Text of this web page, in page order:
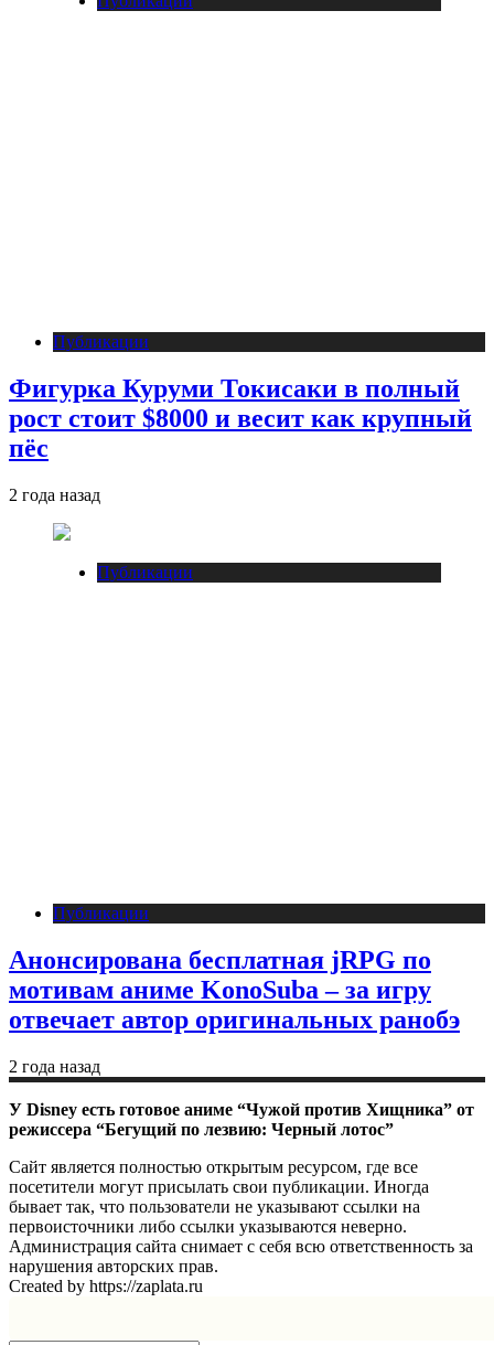
Публикации
Фигурка Куруми Токисаки в полный
рост стоит $8000 и весит как крупный
пёс
2 года назад
Публикации
Публикации
Анонсирована бесплатная jRPG по
мотивам аниме KonoSuba – за игру
отвечает автор оригинальных ранобэ
2 года назад
У Disney есть готовое аниме “Чужой против Хищника” от
режиссера “Бегущий по лезвию: Черный лотос”
Сайт является полностью открытым ресурсом, где все
посетители могут присылать свои публикации. Иногда
бывает так, что пользователи не указывают ссылки на
первоисточники либо ссылки указываются неверно.
Администрация сайта снимает с себя всю ответственность за
нарушения авторских прав.
Created by https://zaplata.ru